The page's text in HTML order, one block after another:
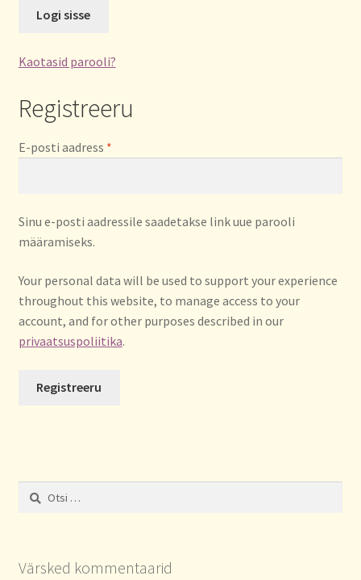
Logi sisse
Kaotasid parooli?
Registreeru
E-posti aadress *Nõutud
Sinu e-posti aadressile saadetakse link uue parooli
määramiseks.
Your personal data will be used to support your experience
throughout this website, to manage access to your
account, and for other purposes described in our
privaatsuspoliitika.
Registreeru
Otsi:
Värsked kommentaarid